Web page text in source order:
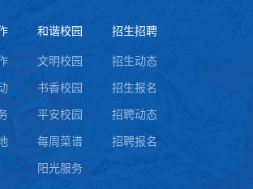
和谐校园
文明校园
书香校园
平安校园
每周菜谱
阳光服务
招生招聘
招生动态
招生报名
招聘动态
招聘报名